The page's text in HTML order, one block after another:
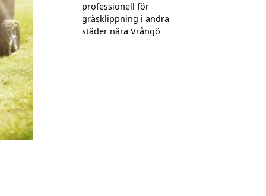
professionell för
gräsklippning i andra
städer nära Vrångö